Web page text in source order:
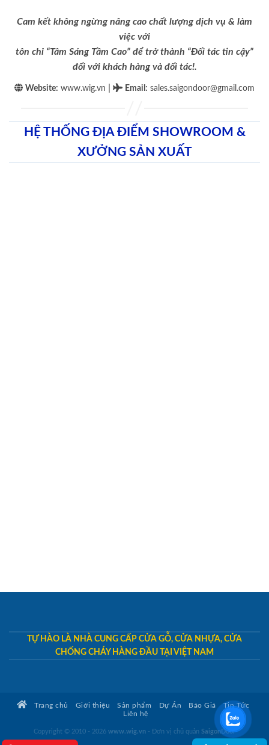
Cam kết không ngừng nâng cao chất lượng dịch vụ & làm
việc với
tôn chỉ “Tâm Sáng Tầm Cao” để trở thành “Đối tác tin cậy”
đối với khách hàng và đối tác!.
Website: www.wig.vn Email : sales.saigondoor@gmail.com
HỆ THỐNG ĐỊA ĐIỂM SHOWROOM &
XƯỞNG SẢN XUẤT
TỰ HÀO LÀ NHÀ CUNG CẤP CỬA GỖ, CỬA NHỰA, CỬA
CHỐNG CHÁY HÀNG ĐẦU TẠI VIỆT NAM
Trang chủ Giới thiệu Sản phẩm Dự Án Báo Giá
Tin Tức
Liên hệ
Copyright © 2010 - 2026 www.wig.vn - Đơn vị chủ quản SaigonDoor